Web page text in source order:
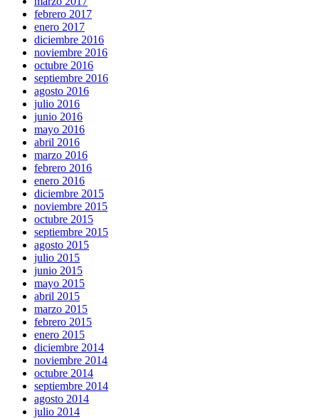
febrero 2017
enero 2017
diciembre 2016
noviembre 2016
octubre 2016
septiembre 2016
agosto 2016
julio 2016
junio 2016
mayo 2016
abril 2016
marzo 2016
febrero 2016
enero 2016
diciembre 2015
noviembre 2015
octubre 2015
septiembre 2015
agosto 2015
julio 2015
junio 2015
mayo 2015
abril 2015
marzo 2015
febrero 2015
enero 2015
diciembre 2014
noviembre 2014
octubre 2014
septiembre 2014
agosto 2014
julio 2014